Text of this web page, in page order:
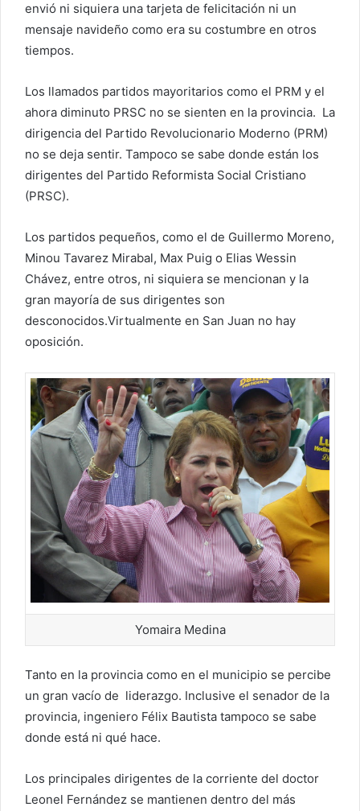
envió ni siquiera una tarjeta de felicitación ni un
mensaje navideño como era su costumbre en otros
tiempos.
Los llamados partidos mayoritarios como el PRM y el
ahora diminuto PRSC no se sienten en la provincia. La
dirigencia del Partido Revolucionario Moderno (PRM)
no se deja sentir. Tampoco se sabe donde están los
dirigentes del Partido Reformista Social Cristiano
(PRSC).
Los partidos pequeños, como el de Guillermo Moreno,
Minou Tavarez Mirabal, Max Puig o Elias Wessin
Chávez, entre otros, ni siquiera se mencionan y la
gran mayoría de sus dirigentes son
desconocidos.Virtualmente en San Juan no hay
oposición.
Yomaira Medina
Tanto en la provincia como en el municipio se percibe
un gran vacío de liderazgo. Inclusive el senador de la
provincia, ingeniero Félix Bautista tampoco se sabe
donde está ni qué hace.
Los principales dirigentes de la corriente del doctor
Leonel Fernández se mantienen dentro del más